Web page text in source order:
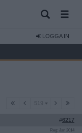
LOGGA IN
519 519
#6217
Reg: Jan 2014